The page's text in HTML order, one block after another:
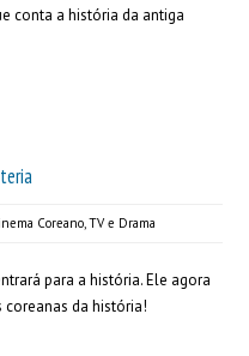
conta a história da antiga
Coreano,TV e Drama
para a história. Ele agora
da história!